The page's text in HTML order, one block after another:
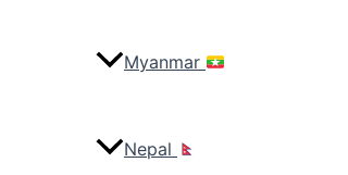
Myanmar
Nepal